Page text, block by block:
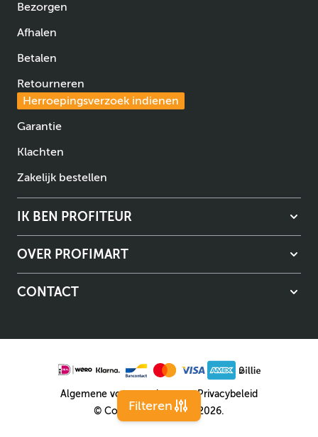
Filteren
Bezorgen
Afhalen
Betalen
Retourneren
Herroepingsverzoek indienen
Garantie
Klachten
Zakelijk bestellen
IK BEN PROFITEUR
OVER PROFIMART
CONTACT
Algemene voorwaarden
Privacybeleid
© Copyright Profimart 2026.